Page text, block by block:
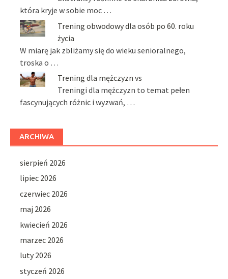
która kryje w sobie moc …
Trening obwodowy dla osób po 60. roku
życia
W miarę jak zbliżamy się do wieku senioralnego,
troska o …
Trening dla mężczyzn vs
Treningi dla mężczyzn to temat pełen
fascynujących różnic i wyzwań, …
ARCHIWA
sierpień 2026
lipiec 2026
czerwiec 2026
maj 2026
kwiecień 2026
marzec 2026
luty 2026
styczeń 2026